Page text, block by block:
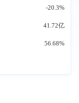
-20.3%
41.72亿
56.68%